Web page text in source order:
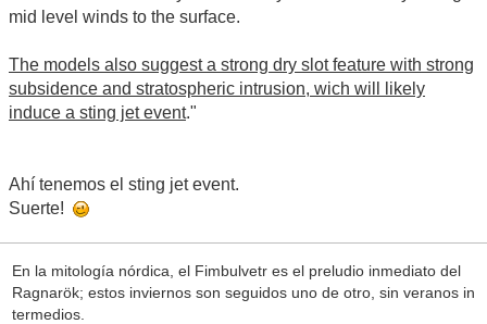
mid level winds to the surface.
The models also suggest a strong dry slot feature with strong
subsidence and stratospheric intrusion, wich will likely
induce a sting jet event."
Ahí tenemos el sting jet event.
Suerte!
En la mitología nórdica, el Fimbulvetr es el preludio inmediato del
Ragnarök; estos inviernos son seguidos uno de otro, sin veranos in
termedios.